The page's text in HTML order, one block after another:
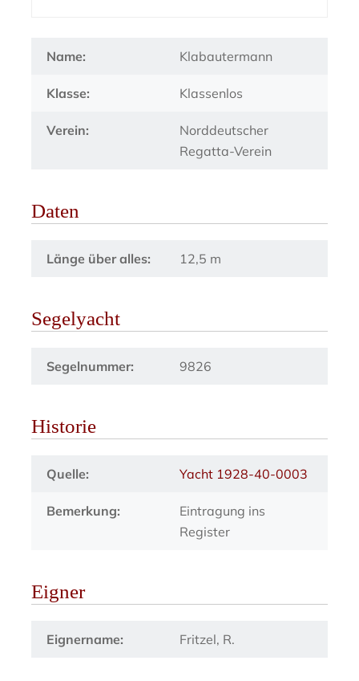
Name: Klabautermann
Klasse: Klassenlos
Verein:
Norddeutscher
Regatta-Verein
Daten
Länge über alles: 12,5 m
Segelyacht
Segelnummer: 9826
Historie
Quelle: Yacht 1928-40-0003
Bemerkung:
Eintragung ins
Register
Eigner
Eignername: Fritzel, R.